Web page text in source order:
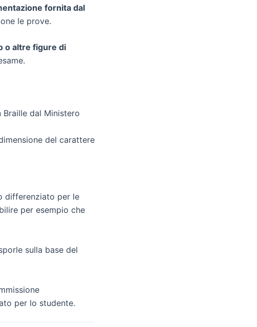
fornita dal
le prove.
o altre figure di
Braille dal Ministero
del carattere
differenziato per le
per esempio che
sulla base del
per lo studente.